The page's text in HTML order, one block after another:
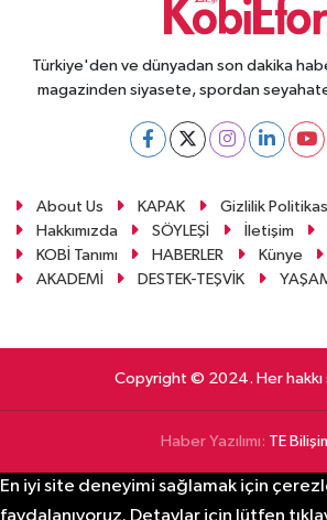
Türkiye'den ve dünyadan son dakika
magazinden siyasete, spordan
About Us KAPAK Gizlilik
Hakkımızda
SÖYLEŞİ İletişim
KOBİ Tanımı
HABERLER Künye
AKADEMİ
DESTEK-TEŞVİK
Copyright © 2024. Her hakkı
Haber Yazılımı: TE
En iyi site deneyimi sağlamak için
faydalanıyoruz. Detaylar için lütfen